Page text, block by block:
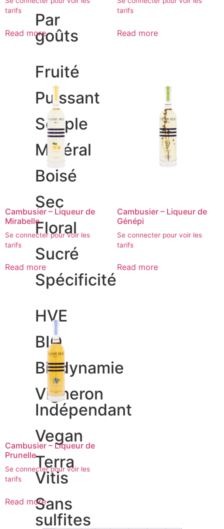
Par
goûts
Fruité
Puissant
Souple
Minéral
Boisé
Sec
Floral
Sucré
Spécificité
HVE
BIO
Biodynamie
Vigneron
Indépendant
Vegan
Terra
Vitis
Sans
sulfites
tarifs
Read more
tarifs
Read more
Cambusier – Liqueur de
Mirabelle
Se connecter pour voir les
tarifs
Read more
Cambusier – Liqueur de
Génépi
Se connecter pour voir les
tarifs
Read more
Cambusier – Liqueur de
Prunelle
Se connecter pour voir les
tarifs
Read more